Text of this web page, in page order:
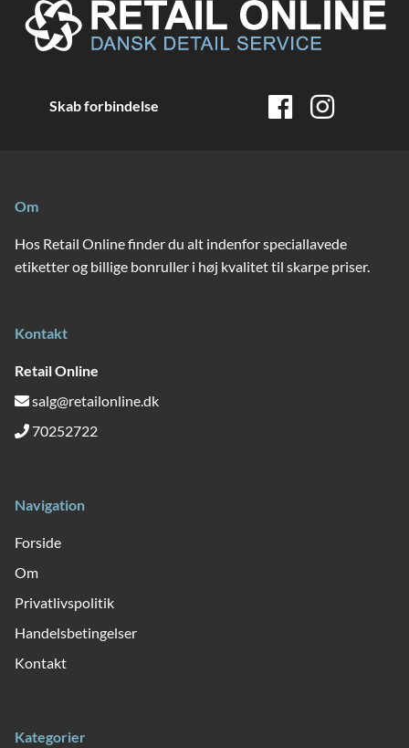
Skab forbindelse
Om
Hos Retail Online finder du alt indenfor speciallavede
etiketter og billige bonruller i høj kvalitet til skarpe priser.
Kontakt
Retail Online
salg@retailonline.dk
70252722
Navigation
Forside
Om
Privatlivspolitik
Handelsbetingelser
Kontakt
Kategorier